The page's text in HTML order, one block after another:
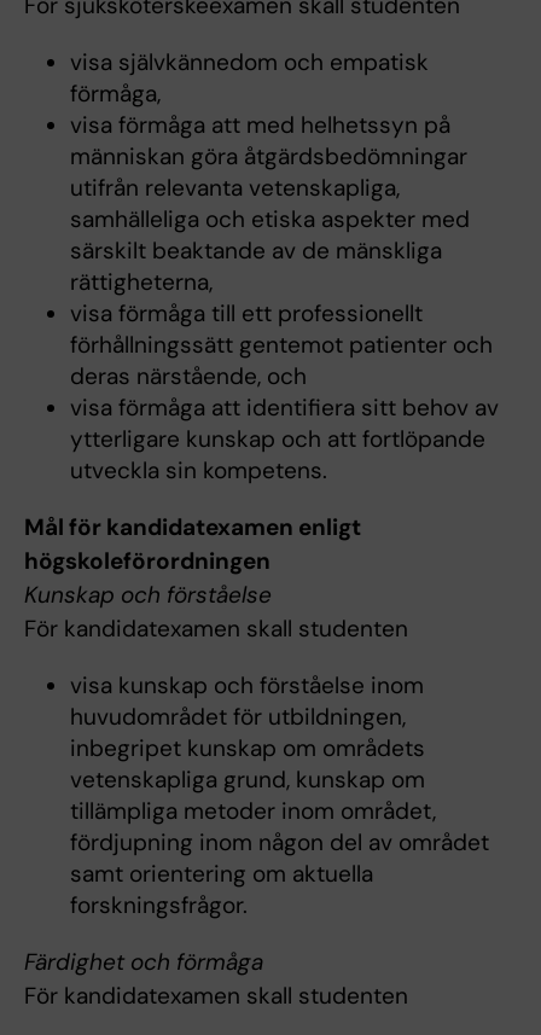
visa självkännedom och empatisk
förmåga,
visa förmåga att med helhetssyn på
människan göra åtgärdsbedömningar
utifrån relevanta vetenskapliga,
samhälleliga och etiska aspekter med
särskilt beaktande av de mänskliga
rättigheterna,
visa förmåga till ett professionellt
förhållningssätt gentemot patienter och
deras närstående, och
visa förmåga att identifiera sitt behov av
ytterligare kunskap och att fortlöpande
utveckla sin kompetens.
Mål för kandidatexamen enligt
högskoleförordningen
Kunskap och förståelse
För kandidatexamen skall studenten
visa kunskap och förståelse inom
huvudområdet för utbildningen,
inbegripet kunskap om områdets
vetenskapliga grund, kunskap om
tillämpliga metoder inom området,
fördjupning inom någon del av området
samt orientering om aktuella
forskningsfrågor.
Färdighet och förmåga
För kandidatexamen skall studenten